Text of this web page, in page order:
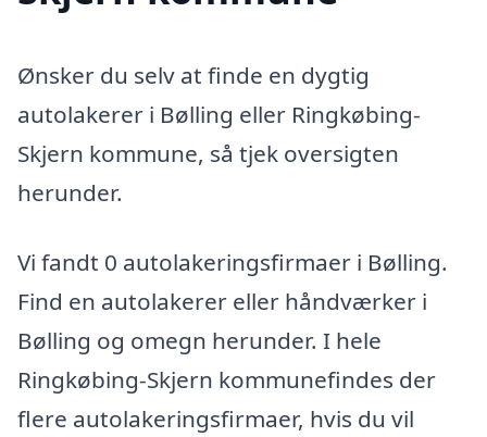
Ønsker du selv at finde en dygtig
autolakerer i Bølling eller Ringkøbing-
Skjern kommune, så tjek oversigten
herunder.
Vi fandt 0 autolakeringsfirmaer i Bølling.
Find en autolakerer eller håndværker i
Bølling og omegn herunder. I hele
Ringkøbing-Skjern kommunefindes der
flere autolakeringsfirmaer, hvis du vil